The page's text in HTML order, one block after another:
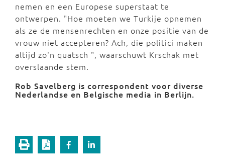
nemen en een Europese superstaat te
ontwerpen. "Hoe moeten we Turkije opnemen
als ze de mensenrechten en onze positie van de
vrouw niet accepteren? Ach, die politici maken
altijd zo'n quatsch ", waarschuwt Krschak met
overslaande stem.
Rob Savelberg is correspondent voor diverse
Nederlandse en Belgische media in Berlijn.